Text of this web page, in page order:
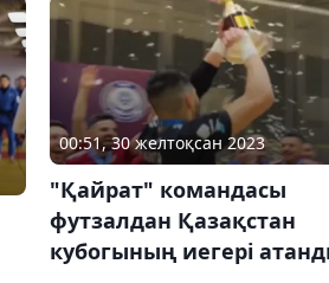
00:51, 30 желтоқсан 2023
"Қайрат" командасы
футзалдан Қазақстан
кубогының иегері